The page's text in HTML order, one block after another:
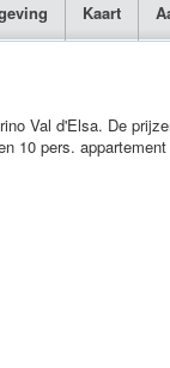
Kaart
Val d'Elsa. De
10 pers.